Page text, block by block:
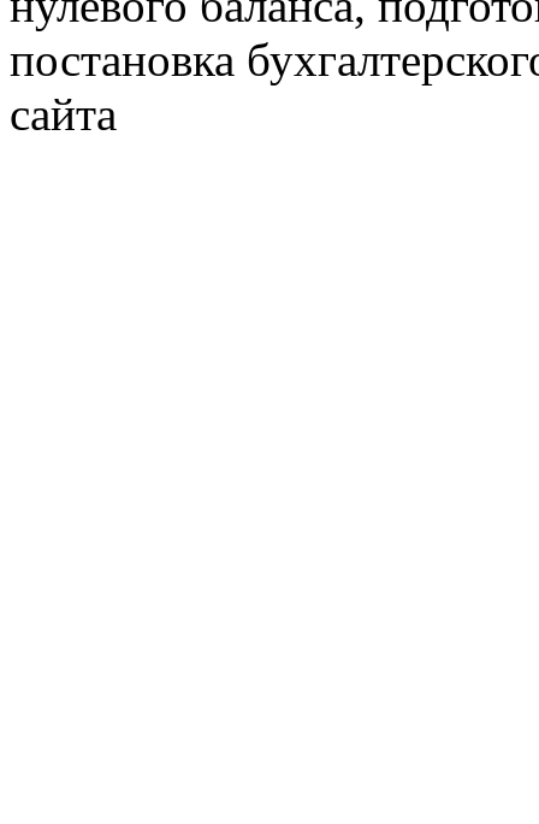
постановка
сайта